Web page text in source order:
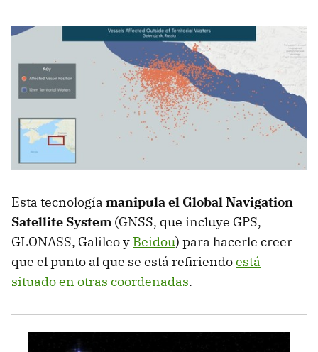
Esta tecnología manipula el Global Navigation
Satellite System (GNSS, que incluye GPS,
GLONASS, Galileo y Beidou) para hacerle creer
que el punto al que se está refiriendoestá
situado en otras coordenadas.